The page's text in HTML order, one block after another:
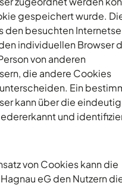
gespeichert wurde.
den besuchten
individuellen Browser
von anderen
die andere Cookies
Ein
kann über die
und
von Cookies kann die
eG den Nutzern